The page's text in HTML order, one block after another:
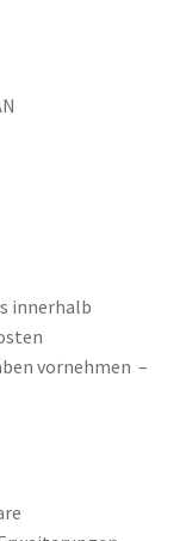
innerhalb
vornehmen –